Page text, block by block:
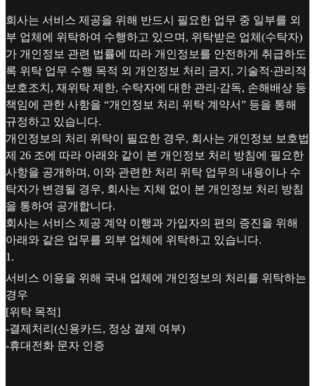
회사는 서비스 제공을 위해 반드시 필요한 업무 중 일부를 외
부 업체에 위탁하여 수행하고 있으며, 위탁받은 업체(수탁자)
가 개인정보 관련 법률에 따라 개인정보를 안전하게 취급하도
록 위탁 업무 수행 목적 외 개인정보 처리 금지, 기술적∙관리적
보호조치, 재위탁 제한, 수탁자에 대한 관리∙감독, 손해배상 등
책임에 관한 사항을 “개인정보 처리 위탁 계약서” 등을 통해
규정하고 있습니다.
개인정보의 처리 위탁이 필요한 경우, 회사는 개인정보 보호법
제 26 조에 따라 아래와 같이 본 개인정보 처리 방침에 필요한
사항을 공개하며, 이와 관련한 처리 위탁 업무의 내용이나 수
탁자가 변경될 경우, 회사는 지체 없이 본 개인정보 처리 방침
을 통하여 공개합니다.
회사는 서비스 제공 계약 이행과 가입자의 편의 증진을 위해
아래와 같은 업무를 외부 업체에 위탁하고 있습니다.
1 .
서비스 이용을 위해 국내 업체에 개인정보의 처리를 위탁하는
경우
[위탁 목적]
-결제처리(신용카드, 정상 결제 여부)
-휴대전화 문자 인증